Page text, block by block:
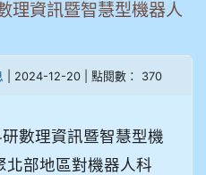
理資訊暨智慧型機器人
| 2024-12-20 | 點閱數： 370
數理資訊暨智慧型機
北部地區對機器人科